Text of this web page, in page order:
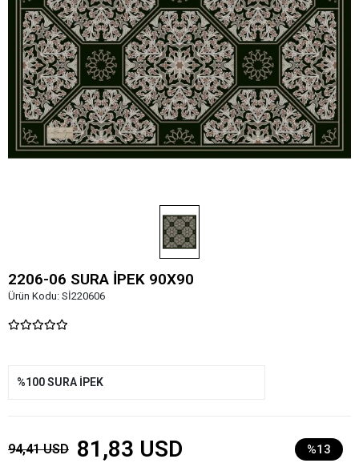
2206-06 SURA İPEK 90X90
Ürün Kodu: Sİ220606
%100 SURA İPEK
94,41 USD 81,83 USD %13